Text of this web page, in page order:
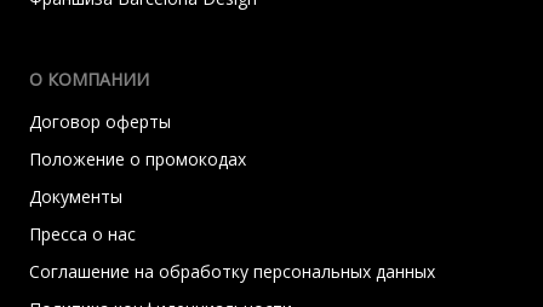
О КОМПАНИИ
Договор оферты
Положение о промокодах
Документы
Пресса о нас
Соглашение на обработку персональных данных